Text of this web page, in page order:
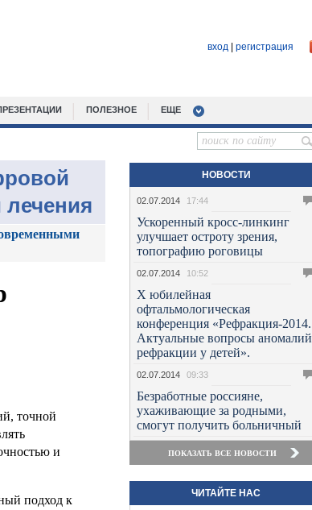
вход регистрация
ПОЛЕЗНОЕ ЕЩЕ
точной
и
подход к
НОВОСТИ
02.07.2014 17:44
Ускоренный кросс-линкинг
улучшает остроту зрения,
топографию роговицы
02.07.2014 10:52
X юбилейная
офтальмологическая
конференция «Рефракция-2014.
Актуальные вопросы аномалий
рефракции у детей».
02.07.2014 09:33
Безработные россияне,
ухаживающие за родными,
смогут получить больничный
ПОКАЗАТЬ ВСЕ НОВОСТИ
ЧИТАЙТЕ НАС